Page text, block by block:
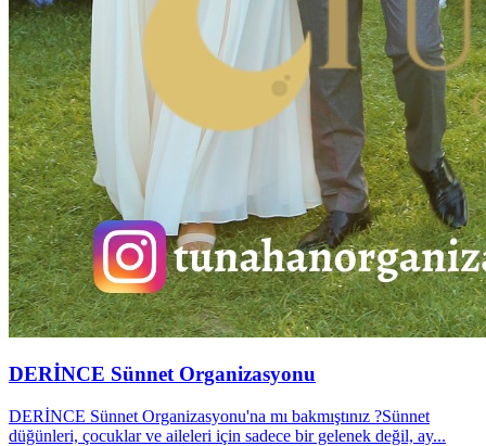
DERİNCE Sünnet Organizasyonu
DERİNCE Sünnet Organizasyonu'na mı bakmıştınız ?Sünnet
düğünleri, çocuklar ve aileleri için sadece bir gelenek değil, ay...